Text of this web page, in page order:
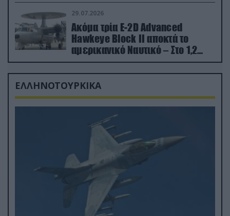
29.07.2026
Ακόμα τρία E-2D Advanced
Hawkeye Block II αποκτά το
αμερικανικό Ναυτικό – Στο 1,2
δισ.δολάρια το κόστος
ΕΛΛΗΝΟΤΟΥΡΚΙΚΑ